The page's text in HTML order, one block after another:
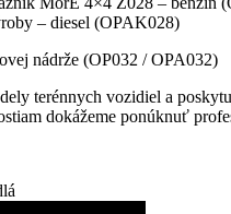
– diesel (OPAK028)
nádrže (OP032 / OPA032)
terénnych vozidiel a
dokážeme ponúknuť